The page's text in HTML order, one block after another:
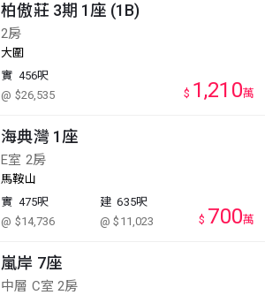
柏傲莊 3期 1座 (1B)
2房
大圍
實 456呎
@ $26,535
$ 1,210萬
海典灣 1座
E室 2房
馬鞍山
實 475呎
@ $14,736
建 635呎
@ $11,023
$ 700萬
嵐岸 7座
中層 C室 2房